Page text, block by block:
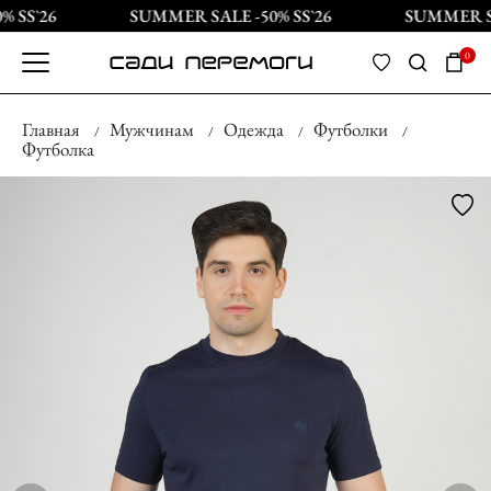
SS`26 SUMMER SALE -50% SS`26 SUMMER
0
Главная Мужчинам Одежда
Футболки
Футболка